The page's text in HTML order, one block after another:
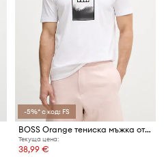
-5%* с код: FS
BOSS Orange тениска мъжка от памук
Текуща цена:
38,99 €